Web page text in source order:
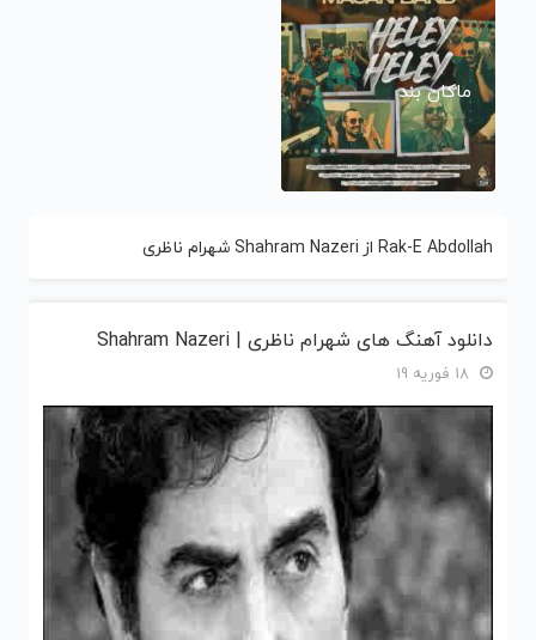
ماکان بند
Rak-E Abdollah از Shahram Nazeri شهرام ناظری
دانلود آهنگ های شهرام ناظری | Shahram Nazeri